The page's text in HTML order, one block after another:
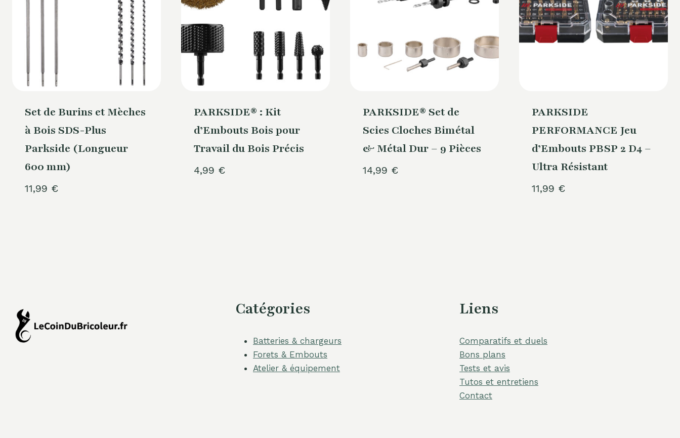
Set de Burins et Mèches
à Bois SDS-Plus
Parkside (Longueur
600 mm)
11,99 €
PARKSIDE® : Kit
d’Embouts Bois pour
Travail du Bois Précis
4,99 €
PARKSIDE® Set de
Scies Cloches Bimétal
& Métal Dur – 9 Pièces
14,99 €
PARKSIDE
PERFORMANCE Jeu
d’Embouts PBSP 2 D4 –
Ultra Résistant
11,99 €
Catégories
Batteries & chargeurs
Forets & Embouts
Atelier & équipement
Liens
Comparatifs et duels
Bons plans
Tests et avis
Tutos et entretiens
Contact